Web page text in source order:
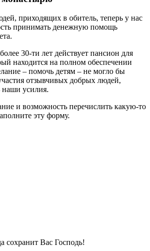
приходящих в обитель, теперь у нас
принимать денежную помощь
30-ти лет действует пансион для
находится на полном обеспечении
– помочь детям – не могло бы
отзывчивых добрых людей,
наши усилия.
и возможность перечислить какую-то
эту форму.
сохранит Вас Господь!